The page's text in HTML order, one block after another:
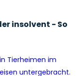
insolvent - So